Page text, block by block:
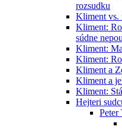
rozsudku
Kliment vs.
Kliment:
súdne
Kliment:
Kliment:
Kliment a
Kliment a
Kliment:
Hejteri
Peter